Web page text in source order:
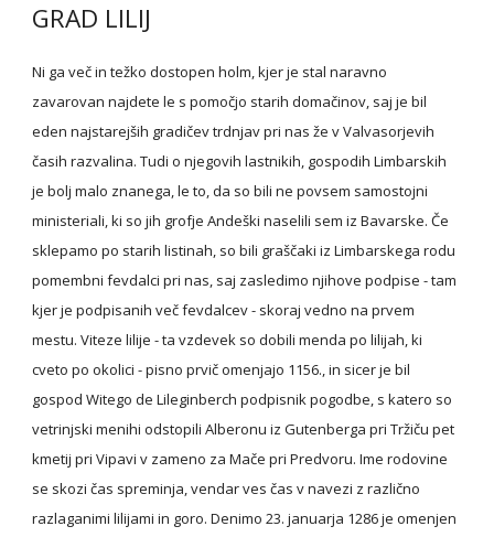
GRAD LILIJ
Ni ga več in težko dostopen holm, kjer je stal naravno
zavarovan najdete le s pomočjo starih domačinov, saj je bil
eden najstarejših gradičev trdnjav pri nas že v Valvasorjevih
časih razvalina. Tudi o njegovih lastnikih, gospodih Limbarskih
je bolj malo znanega, le to, da so bili ne povsem samostojni
ministeriali, ki so jih grofje Andeški naselili sem iz Bavarske. Če
sklepamo po starih listinah, so bili graščaki iz Limbarskega rodu
pomembni fevdalci pri nas, saj zasledimo njihove podpise - tam
kjer je podpisanih več fevdalcev - skoraj vedno na prvem
mestu. Viteze lilije - ta vzdevek so dobili menda po lilijah, ki
cveto po okolici - pisno prvič omenjajo 1156., in sicer je bil
gospod Witego de Lileginberch podpisnik pogodbe, s katero so
vetrinjski menihi odstopili Alberonu iz Gutenberga pri Tržiču pet
kmetij pri Vipavi v zameno za Mače pri Predvoru. Ime rodovine
se skozi čas spreminja, vendar ves čas v navezi z različno
razlaganimi lilijami in goro. Denimo 23. januarja 1286 je omenjen